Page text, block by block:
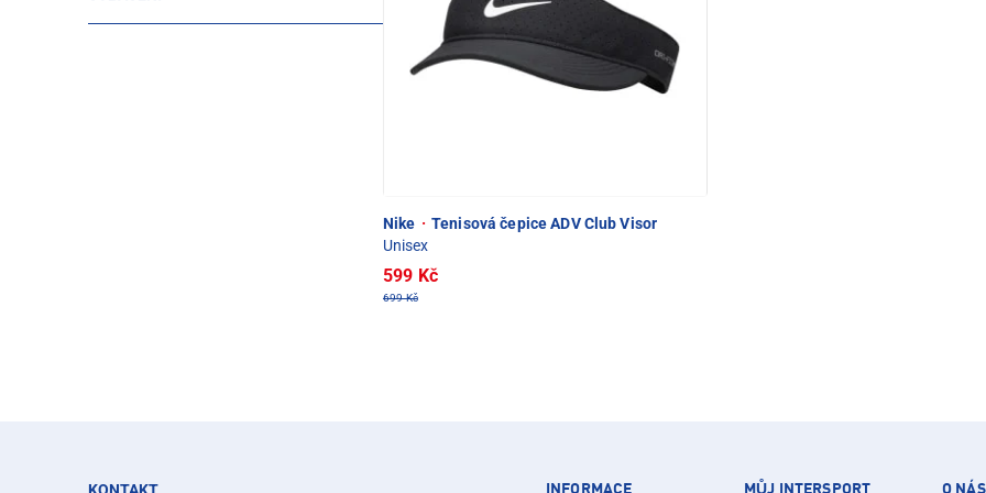
Nike · Tenisová čepice ADV Club Visor
Unisex
599 Kč
699 Kč